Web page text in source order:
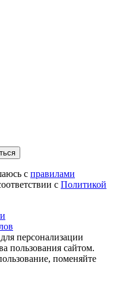
с правилами
с Политикой
персонализации
пользования сайтом.
поменяйте